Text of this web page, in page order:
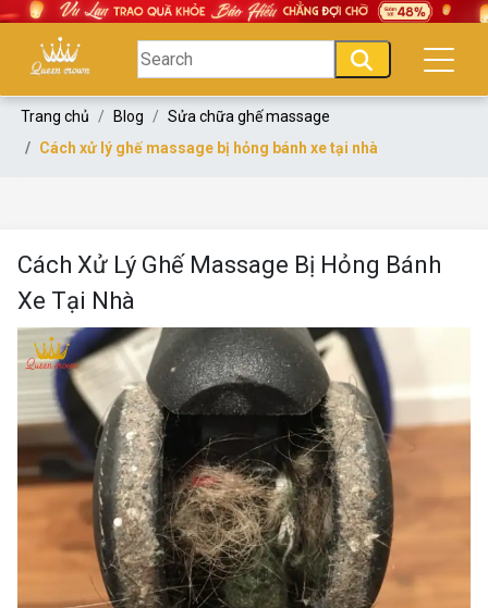
Trang chủ Blog
Sửa chữa ghế massage
Cách xử lý ghế massage bị hỏng bánh xe tại nhà
Cách Xử Lý Ghế Massage Bị Hỏng Bánh
Xe Tại Nhà